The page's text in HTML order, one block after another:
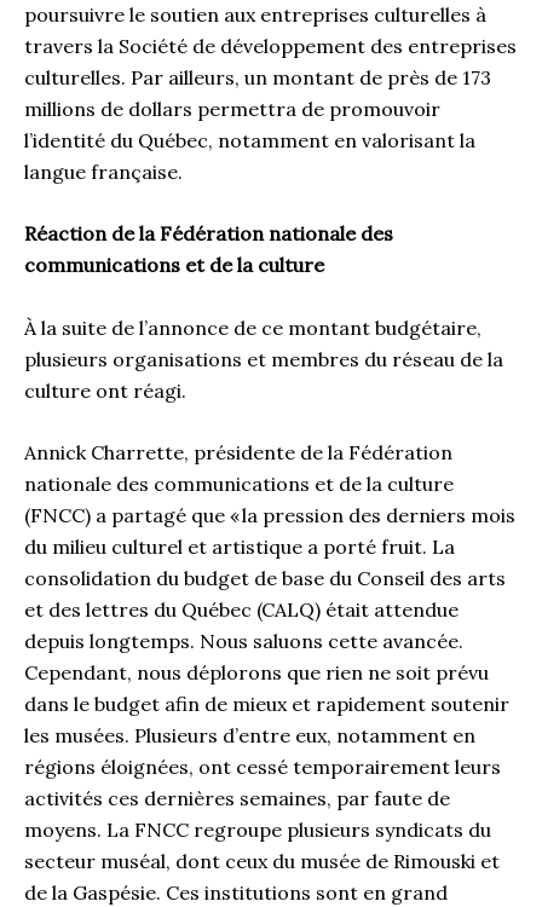
poursuivre le soutien aux entreprises culturelles à
travers la Société de développement des entreprises
culturelles. Par ailleurs, un montant de près de 173
millions de dollars permettra de promouvoir
l’identité du Québec, notamment en valorisant la
langue française.
Réaction de la Fédération nationale des
communications et de la culture
À la suite de l’annonce de ce montant budgétaire,
plusieurs organisations et membres du réseau de la
culture ont réagi.
Annick Charrette, présidente de la Fédération
nationale des communications et de la culture
(FNCC) a partagé que « la pression des derniers mois
du milieu culturel et artistique a porté fruit. La
consolidation du budget de base du Conseil des arts
et des lettres du Québec (CALQ) était attendue
depuis longtemps. Nous saluons cette avancée.
Cependant, nous déplorons que rien ne soit prévu
dans le budget afin de mieux et rapidement soutenir
les musées. Plusieurs d’entre eux, notamment en
régions éloignées, ont cessé temporairement leurs
activités ces dernières semaines, par faute de
moyens. La FNCC regroupe plusieurs syndicats du
secteur muséal, dont ceux du musée de Rimouski et
de la Gaspésie. Ces institutions sont en grand